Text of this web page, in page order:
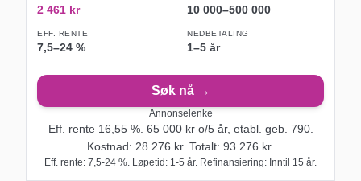
2 461 kr 10 000–500 000
EFF. RENTE
7,5–24 %
NEDBETALING
1–5 år
Søk nå →
Annonselenke
Eff. rente 16,55%. 65 000kr o/5år, etabl. geb. 790.
Kostnad: 28 276 kr. Totalt: 93 276 kr.
Eff. rente: 7,5-24 %. Løpetid: 1-5 år. Refinansiering: Inntil 15 år.